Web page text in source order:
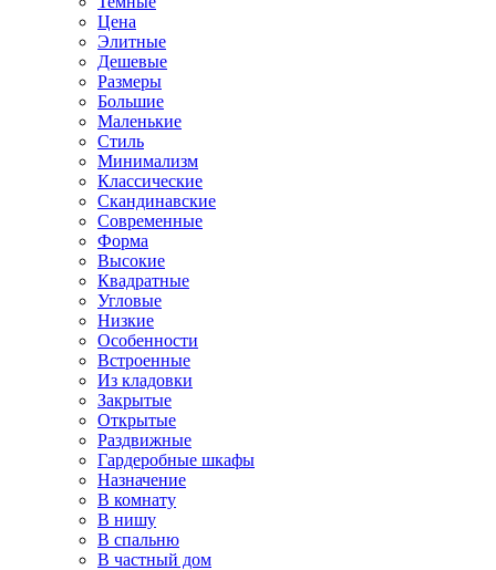
Цена
Элитные
Дешевые
Размеры
Большие
Маленькие
Стиль
Минимализм
Классические
Скандинавские
Современные
Форма
Высокие
Квадратные
Угловые
Низкие
Особенности
Встроенные
Из кладовки
Закрытые
Открытые
Раздвижные
Гардеробные шкафы
Назначение
В комнату
В нишу
В спальню
В частный дом